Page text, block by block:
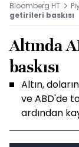
Bloomberg HT
getirileri baskısı
Altında
baskısı
Altın,
ve ABD'de
ardından